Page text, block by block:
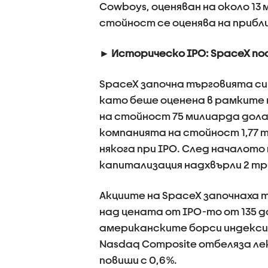
Cowboys, оценяван на около
стойност се оценява на
► Историческо IPO: SpaceX
SpaceX започна търговията
като беше оценена в рамките
на стойност 75 милиарда
компанията на стойност 1,77
някога при IPO. След
капитализация надхвърли 2
Акциите на SpaceX започнаха
над цената от IPO-то от 135
американските борси
Nasdaq Composite отбеляза
повиши с 0,6%.